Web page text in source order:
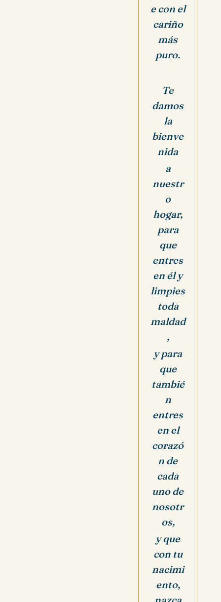
e con el
cariño
más
puro.
Te
damos
la
bienve
nida
a
nuestr
o
hogar,
para
que
entres
en él y
limpies
toda
maldad
,
y para
que
tambié
n
entres
en el
corazó
n de
cada
uno de
nosotr
os,
y que
con tu
nacimi
ento,